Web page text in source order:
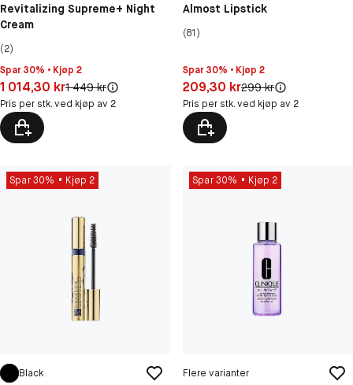
Revitalizing Supreme+ Night
Cream
(2)
Spar 30% • Kjøp 2
Pris: 1 014,30 kr
1 014,30 krOriginal pris:
1 449 kr
Pris per stk. ved kjøp av 2
Almost Lipstick
(81)
Spar 30% • Kjøp 2
Pris: 209,30 kr
209,30 krOriginal pris:
299 kr
Pris per stk. ved kjøp av 2
Spar 30% Kjøp 2
Black
Spar 30% Kjøp 2
Flere varianter